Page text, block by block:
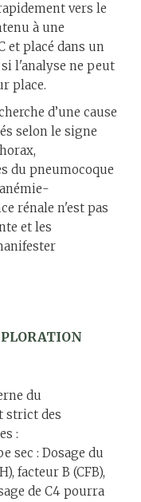
vers le
à une
et placé dans un
l'analyse ne peut
place.
d’une cause
selon le signe
du pneumocoque
rénale n'est pas
et les
du
strict des
:
sec : Dosage du
facteur B (CFB),
de C4 pourra